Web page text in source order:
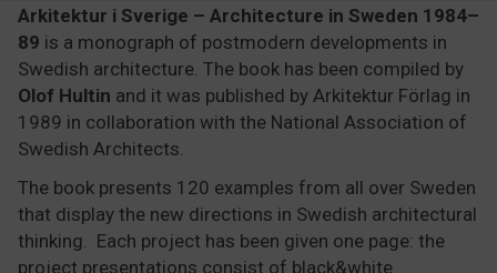
89
quantity
Arkitektur i Sverige – Architecture in Sweden 1984–
89 is a monograph of postmodern developments in
Swedish architecture. The book has been compiled by
Olof Hultin and it was published by Arkitektur Förlag in
1989 in collaboration with the National Association of
Swedish Architects.
The book presents 120 examples from all over Sweden
that display the new directions in Swedish architectural
thinking. Each project has been given one page: the
project presentations consist of black&white